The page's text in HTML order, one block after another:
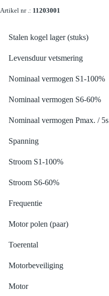
Artikel nr .: 11203001
Stalen kogel lager (stuks)
Levensduur vetsmering
Nominaal vermogen S1-100%
Nominaal vermogen S6-60%
Nominaal vermogen Pmax. / 5s
Spanning
Stroom S1-100%
Stroom S6-60%
Frequentie
Motor polen (paar)
Toerental
Motorbeveiliging
Motor